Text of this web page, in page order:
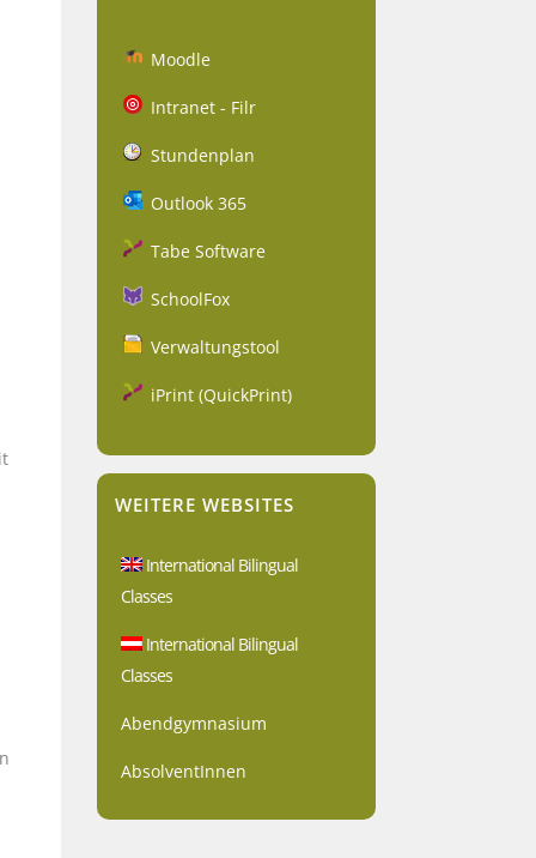
Moodle
Intranet - Filr
Stundenplan
Outlook 365
Tabe Software
SchoolFox
Verwaltungstool
iPrint (QuickPrint)
WEITERE WEBSITES
International Bilingual
Classes
International Bilingual
Classes
Abendgymnasium
AbsolventInnen